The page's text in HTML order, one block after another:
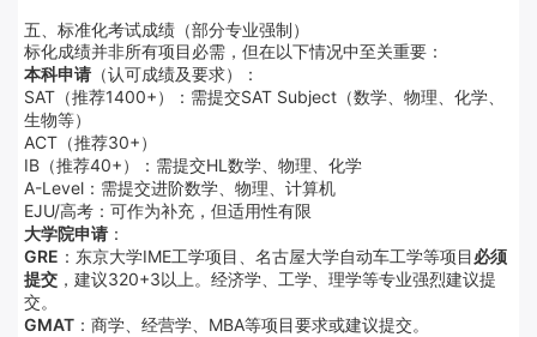
五、标准化考试成绩（部分专业强制）
标化成绩并非所有项目必需，但在以下情况中至关重要：
本科申请 （认可成绩及要求）：
SAT（推荐1400+）：需提交SAT Subject（数学、物理、化学、
生物等）
ACT（推荐30+）
IB（推荐40+）：需提交HL数学、物理、化学
A-Level：需提交进阶数学、物理、计算机
EJU/高考：可作为补充，但适用性有限
大学院申请 ：
GRE ：东京大学IME工学项目、名古屋大学自动车工学等项目必须
提交 ，建议320+3以上。经济学、工学、理学等专业强烈建议提
交。
GMAT ：商学、经营学、MBA等项目要求或建议提交。